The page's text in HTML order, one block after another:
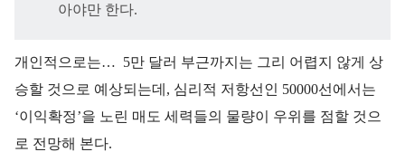
아야만 한다.
개인적으로는… 5만 달러 부근까지는 그리 어렵지 않게 상
승할 것으로 예상되는데, 심리적 저항선인 50000선에서는
‘이익확정’을 노린 매도 세력들의 물량이 우위를 점할 것으
로 전망해 본다.